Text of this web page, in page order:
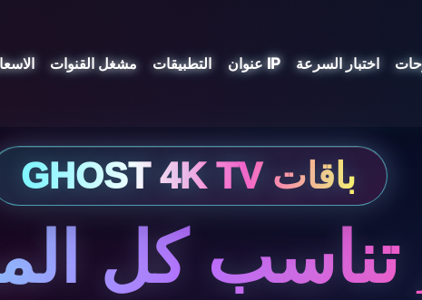
مشغل القنوات التطبيقات عنوان IP اختبار السرعة
تناسب كل